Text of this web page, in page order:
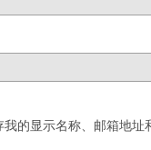
的显示名称、邮箱地址